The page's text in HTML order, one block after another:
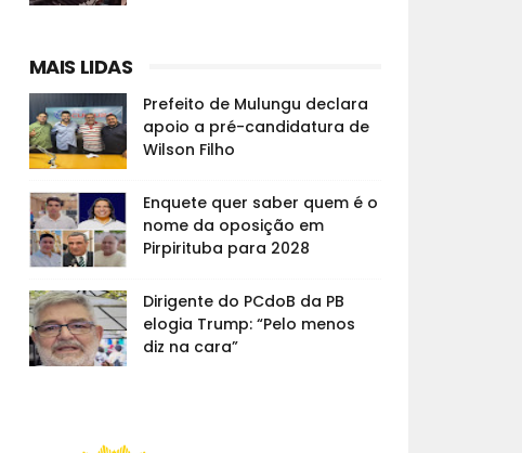
MAIS LIDAS
Prefeito de Mulungu declara
apoio a pré-candidatura de
Wilson Filho
Enquete quer saber quem é o
nome da oposição em
Pirpirituba para 2028
Dirigente do PCdoB da PB
elogia Trump: “Pelo menos
diz na cara”